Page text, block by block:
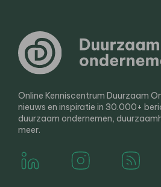
Online Kenniscentrum Duurzaam
nieuws en inspiratie in 30.000+
duurzaam ondernemen,
meer.